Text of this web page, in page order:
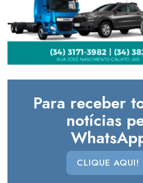
Para receber
notícias
CLIQUE AQUI!